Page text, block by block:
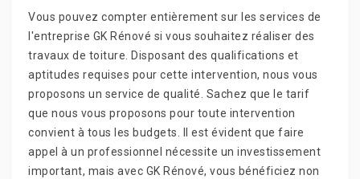
Vous pouvez compter entièrement sur les services de
l'entreprise GK Rénové si vous souhaitez réaliser des
travaux de toiture. Disposant des qualifications et
aptitudes requises pour cette intervention, nous vous
proposons un service de qualité. Sachez que le tarif
que nous vous proposons pour toute intervention
convient à tous les budgets. Il est évident que faire
appel à un professionnel nécessite un investissement
important, mais avec GK Rénové, vous bénéficiez non